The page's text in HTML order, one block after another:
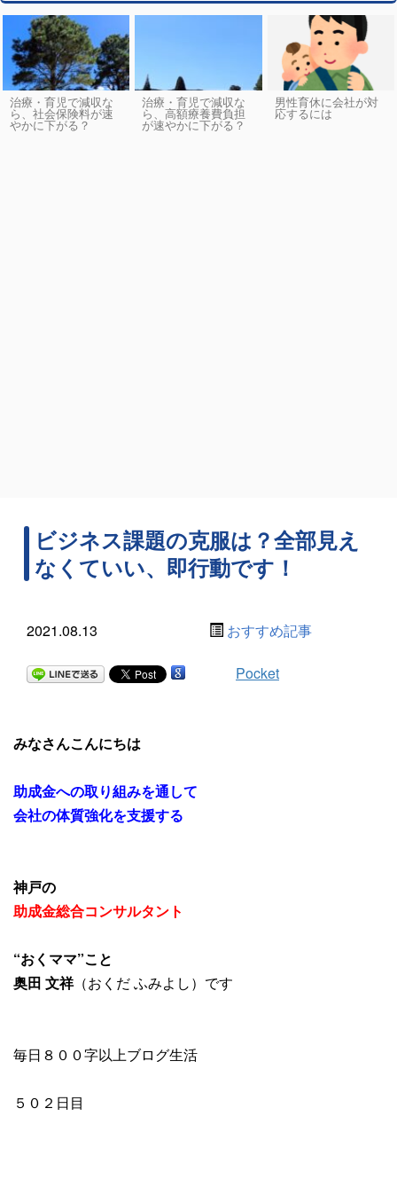
治療・育児で減収な
ら、社会保険料が速
やかに下がる？
治療・育児で減収な
ら、高額療養費負担
が速やかに下がる？
男性育休に会社が対
応するには
ビジネス課題の克服は？全部見え
なくていい、即行動です！
2021.08.13 おすすめ記事
Pocket
みなさんこんにちは
助成金への取り組みを通して
会社の体質強化を支援する
神戸の
助成金総合コンサルタント
“おくママ”こと
奥田 文祥（おくだ ふみよし）です
毎日８００字以上ブログ生活
５０２日目